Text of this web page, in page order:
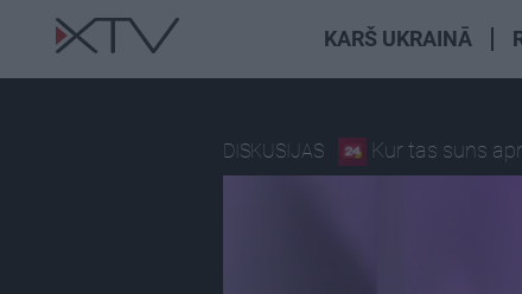
KARŠ UKRAINĀ
DISKUSIJAS Kur tas suns